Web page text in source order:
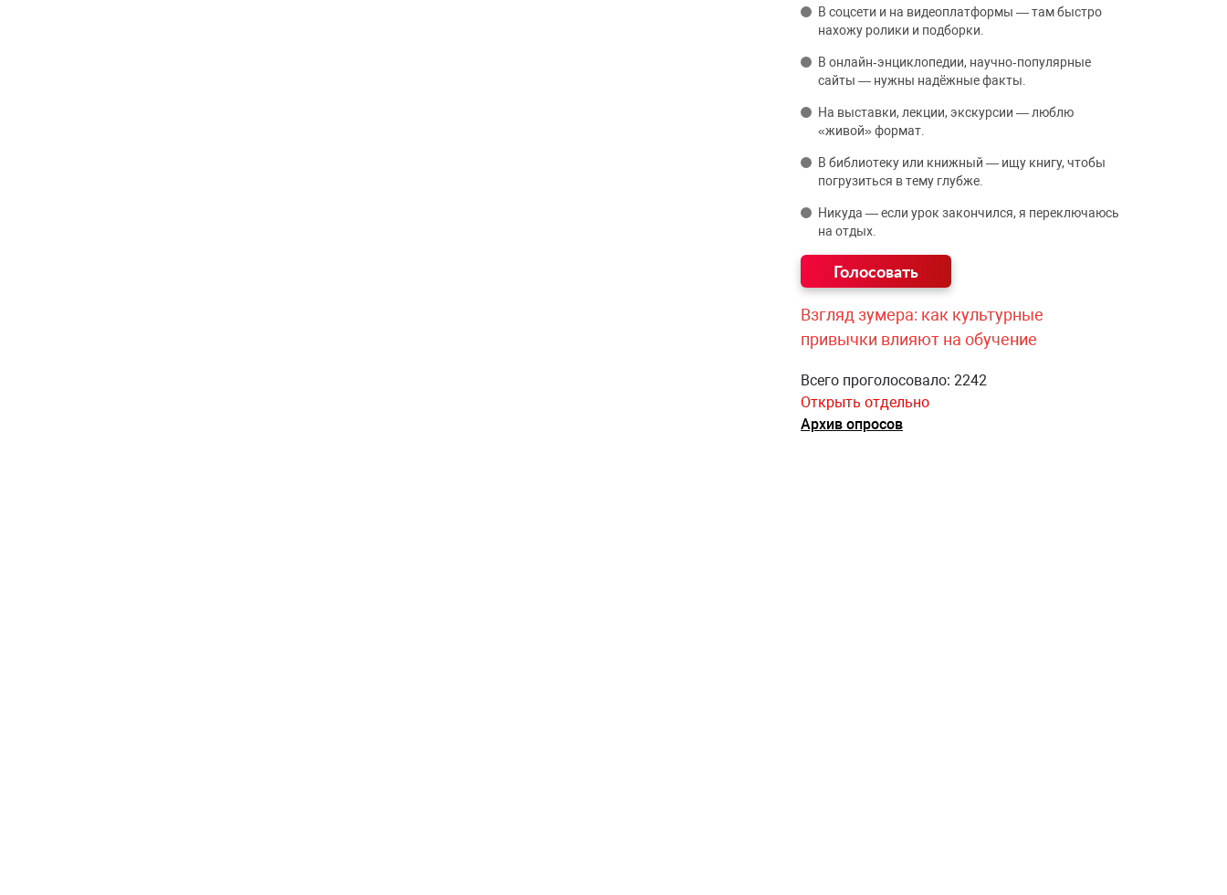
В соцсети и на видеоплатформы — там быстро
нахожу ролики и подборки.
В онлайн‑энциклопедии, научно‑популярные
сайты — нужны надёжные факты.
На выставки, лекции, экскурсии — люблю
«живой» формат.
В библиотеку или книжный — ищу книгу, чтобы
погрузиться в тему глубже.
Никуда — если урок закончился, я переключаюсь
на отдых.
Взгляд зумера: как культурные
привычки влияют на обучение
Всего проголосовало: 2242
Открыть отдельно
Архив опросов